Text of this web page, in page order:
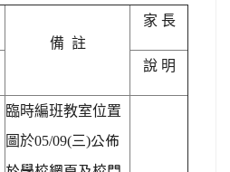
備 註
家 長
說 明
臨時編班教室位置
圖於05/09(三)公佈